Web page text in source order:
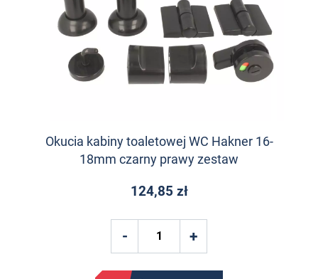
Okucia kabiny toaletowej WC Hakner 16-
18mm czarny prawy zestaw
124,85 zł